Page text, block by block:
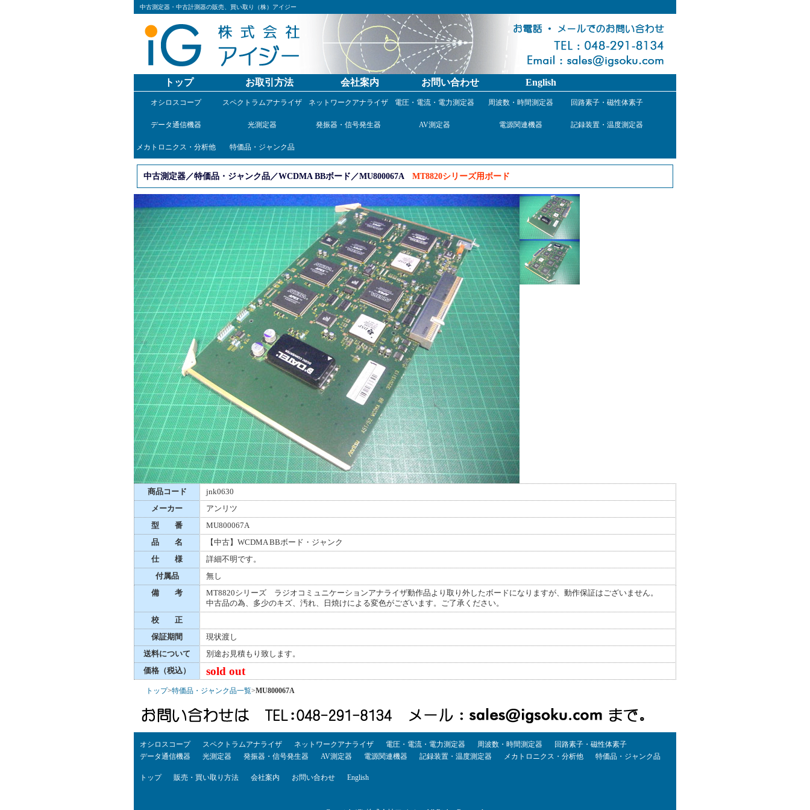
中古測定器・中古計測器の販売、買い取り（株）アイジー
トップ お取引方法 会社案内 お問い合わせ English
オシロスコープ スペクトラムアナライザ ネットワークアナライザ 電圧・電流・電力測定器 周波数・時間測定器 回路素子・磁性体素子
データ通信機器 光測定器 発振器・信号発生器 AV測定器 電源関連機器 記録装置・温度測定器
メカトロニクス・分析他 特価品・ジャンク品
中古測定器／特価品・ジャンク品／WCDMA BBボード／MU800067A MT8820シリーズ用ボード
商品コード
jnk0630
メーカー
アンリツ
型 番
MU800067A
品 名
【中古】WCDMA BBボード・ジャンク
仕 様
詳細不明です。
付属品
無し
備 考
MT8820シリーズ ラジオコミュニケーションアナライザ動作品より取り外したボードになりますが、動作保証はございません。
中古品の為、多少のキズ、汚れ、日焼けによる変色がございます。ご了承ください。
校 正
保証期間
現状渡し
送料について
別途お見積もり致します。
価格（税込）
sold out
トップ>特価品・ジャンク品一覧>MU800067A
オシロスコープ スペクトラムアナライザ ネットワークアナライザ 電圧・電流・電力測定器 周波数・時間測定器
回路素子・磁性体素子
データ通信機器
光測定器 発振器・信号発生器 AV測定器 電源関連機器 記録装置・温度測定器 メカトロニクス・分析他 特価品・ジャンク品
トップ 販売・買い取り方法 会社案内 お問い合わせ English